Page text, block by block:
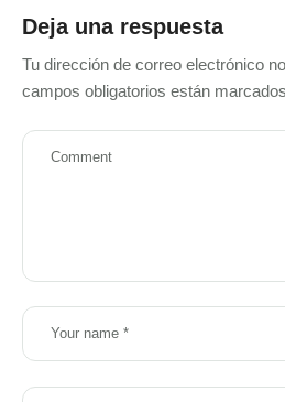
Deja una respuesta
Tu dirección de correo electrónico
campos obligatorios están